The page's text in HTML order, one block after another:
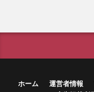
ホーム 運営者情報